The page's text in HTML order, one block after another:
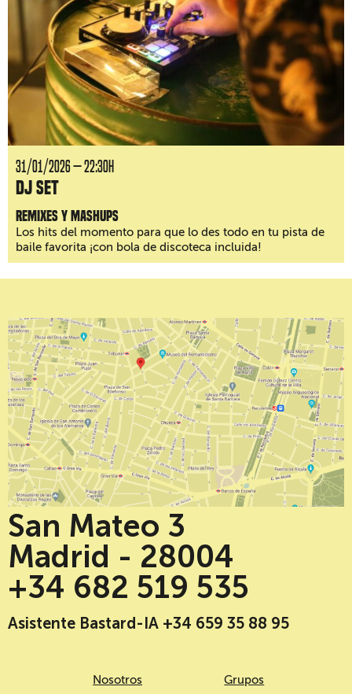
31/01/2026 — 22:30H
DJ Set
Remixes y mashups
Los hits del momento para que lo des todo en tu pista de
baile favorita ¡con bola de discoteca incluida!
San Mateo 3
Madrid - 28004
+34 682 519 535
Asistente Bastard-IA +34 659 35 88 95
Nosotros Grupos